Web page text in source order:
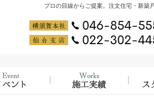
プロの目線からご提案。注文住宅・新築